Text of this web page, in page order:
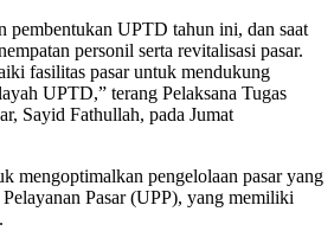
pembentukan UPTD tahun ini, dan saat
personil serta revitalisasi pasar.
fasilitas pasar untuk mendukung
UPTD,” terang Pelaksana Tugas
Sayid Fathullah, pada Jumat
mengoptimalkan pengelolaan pasar yang
Pasar (UPP), yang memiliki